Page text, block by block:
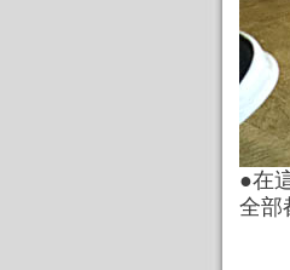
●在
全部